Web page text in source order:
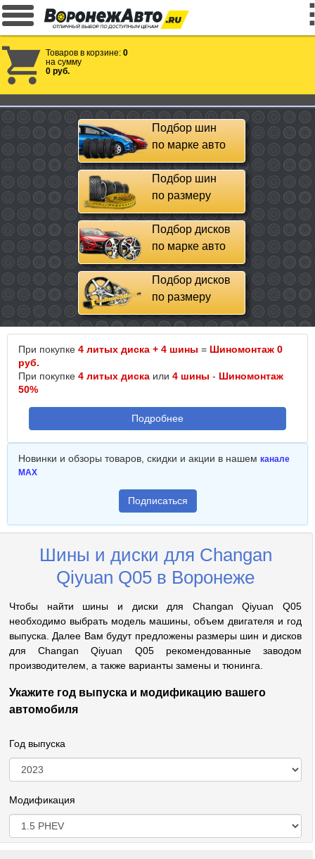
Товаров в корзине: 0
на сумму
0 руб.
Подбор шин
по марке авто
Подбор шин
по размеру
Подбор дисков
по марке авто
Подбор дисков
по размеру
При покупке 4 литых диска + 4 шины = Шиномонтаж 0
руб.
При покупке 4 литых диска или 4 шины - Шиномонтаж
50%
Подробнее
Новинки и обзоры товаров, скидки и акции в нашем канале
MAX
Подписаться
Шины и диски для Changan
Qiyuan Q05 в Воронеже
Чтобы найти шины и диски для Changan Qiyuan Q05
необходимо выбрать модель машины, объем двигателя и год
выпуска. Далее Вам будут предложены размеры шин и дисков
для Changan Qiyuan Q05 рекомендованные заводом
производителем, а также варианты замены и тюнинга.
Укажите год выпуска и модификацию вашего
автомобиля
Год выпуска
Модификация